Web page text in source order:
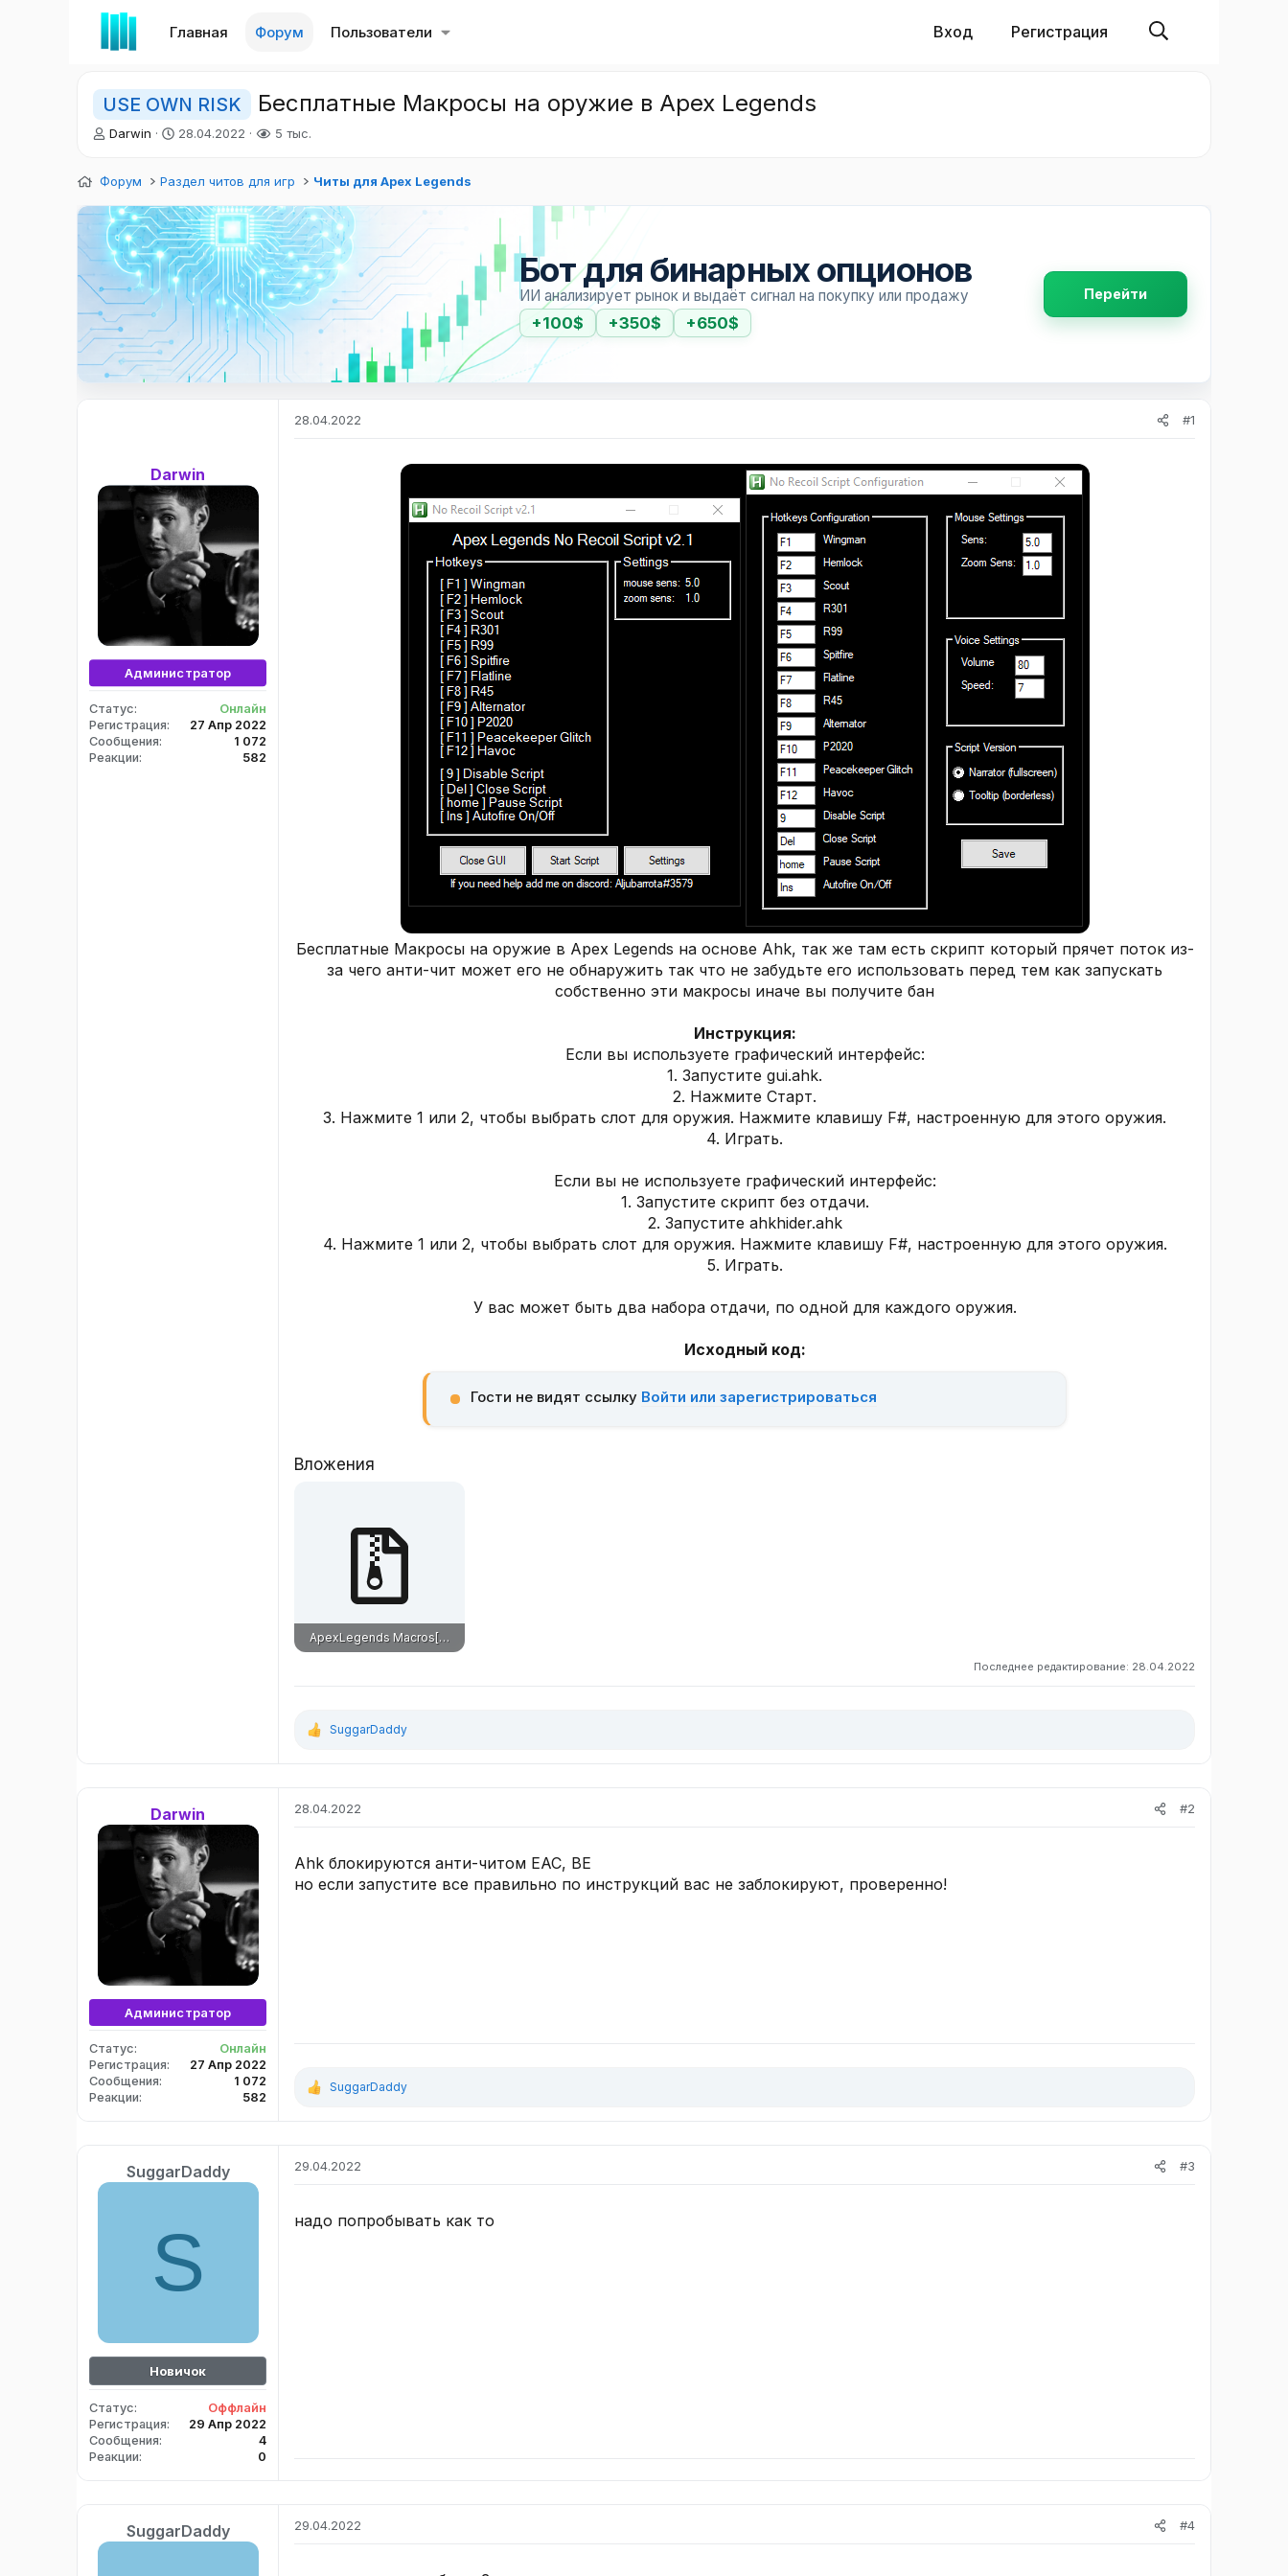
Главная Форум Пользователи Вход Регистрация
USE OWN RISK Бесплатные Макросы на оружие в Apex Legends
А
о
т
е
м
Darwin
Д
а
а
ч
а
л
а
28.04.2022 5 тыс.
Форум Раздел читов для игр Читы для Apex Legends
Бот для бинарных опционов
ИИ анализирует рынок и выдаёт сигнал на покупку или продажу
+100$ +350$ +650$
Перейти
Darwin
Администратор
Статус
Онлайн
Регистрация
27 Апр 2022
Сообщения
1 072
Реакции
582
28.04.2022 #1
Бесплатные Макросы на оружие в Apex Legends на основе Ahk, так же там есть скрипт который прячет поток из-
за чего анти-чит может его не обнаружить так что не забудьте его использовать перед тем как запускать
собственно эти макросы иначе вы получите бан
Инструкция:
Если вы используете графический интерфейс:
1. Запустите gui.ahk.
2. Нажмите Старт.
3. Нажмите 1 или 2, чтобы выбрать слот для оружия. Нажмите клавишу F#, настроенную для этого оружия.
4. Играть.
Если вы не используете графический интерфейс:
1. Запустите скрипт без отдачи.
2. Запустите ahkhider.ahk
4. Нажмите 1 или 2, чтобы выбрать слот для оружия. Нажмите клавишу F#, настроенную для этого оружия.
5. Играть.
У вас может быть два набора отдачи, по одной для каждого оружия.
Исходный код:
Гости не видят ссылку Войти или зарегистрироваться
Вложения
ApexLegends Macros[anonymcheats.ru].zip
Последнее редактирование: 28.04.2022
Р
и
SuggarDaddy
Darwin
Администратор
Статус
Онлайн
Регистрация
27 Апр 2022
Сообщения
1 072
Реакции
582
28.04.2022 #2
Ahk блокируются анти-читом EAC, BE
но если запустите все правильно по инструкций вас не заблокируют, проверенно!
Р
и
SuggarDaddy
SuggarDaddy
S
Новичок
Статус
Оффлайн
Регистрация
29 Апр 2022
Сообщения
4
Реакции
0
29.04.2022 #3
надо попробывать как то
SuggarDaddy 29.04.2022 #4